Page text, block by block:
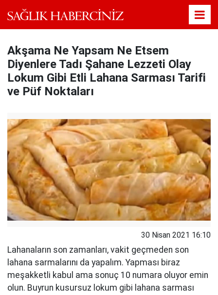
Akşama Ne Yapsam Ne Etsem
Diyenlere Tadı Şahane Lezzeti Olay
Lokum Gibi Etli Lahana Sarması Tarifi
ve Püf Noktaları
30 Nisan 2021 16:10
Lahanaların son zamanları, vakit geçmeden son
lahana sarmalarını da yapalım. Yapması biraz
meşakketli kabul ama sonuç 10 numara oluyor emin
olun. Buyrun kusursuz lokum gibi lahana sarması